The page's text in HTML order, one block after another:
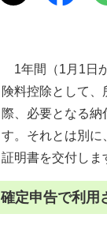
1年間（1月1日
険料控除として
際、必要となる納
す。それとは別に
証明書を交付しま
確定申告で利用